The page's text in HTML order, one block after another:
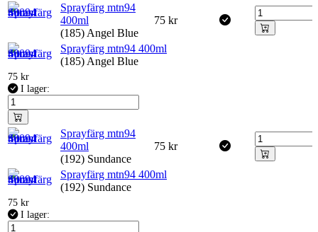
Sprayfärg mtn94
400ml
(185) Angel Blue
75 kr
Sprayfärg mtn94 400ml
(185) Angel Blue
75 kr
I lager:
Sprayfärg mtn94
400ml
(192) Sundance
75 kr
Sprayfärg mtn94 400ml
(192) Sundance
75 kr
I lager: